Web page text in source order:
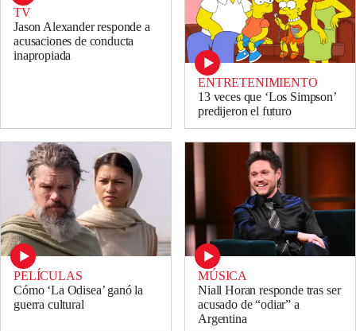
TV
Jason Alexander responde a
acusaciones de conducta
inapropiada
ENTRETENIMIENTO
13 veces que ‘Los Simpson’
predijeron el futuro
PELÍCULAS
Cómo ‘La Odisea’ ganó la
guerra cultural
MÚSICA
Niall Horan responde tras ser
acusado de “odiar” a
Argentina